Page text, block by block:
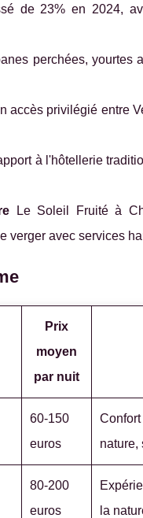
de 23% en 2024,
perchées, yourtes
accès privilégié entre
à l'hôtellerie
Le Soleil Fruité à
verger avec services
Prix
moyen
par nuit
60-150
euros
nature,
80-200
euros
la